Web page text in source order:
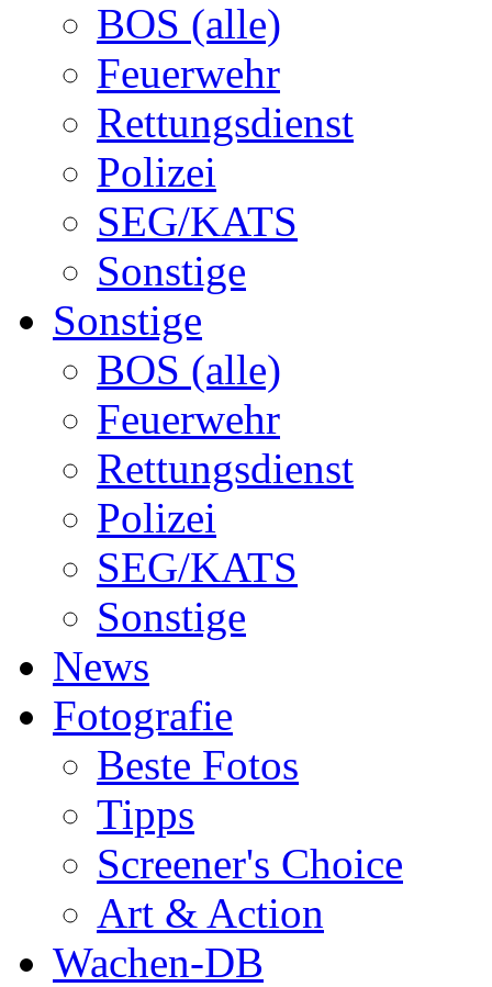
BOS (alle)
Feuerwehr
Rettungsdienst
Polizei
SEG/KATS
Sonstige
Sonstige
BOS (alle)
Feuerwehr
Rettungsdienst
Polizei
SEG/KATS
Sonstige
News
Fotografie
Beste Fotos
Tipps
Screener's Choice
Art & Action
Wachen-DB